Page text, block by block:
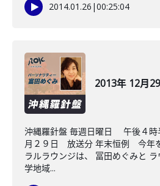
2014.01.26 |00:25:04
2013年 12月
沖縄羅針盤 毎週日曜日 午後４
月２９日 放送分 年末恒例 今年
ラルラウンジは、 冨田めぐみと
学地域...